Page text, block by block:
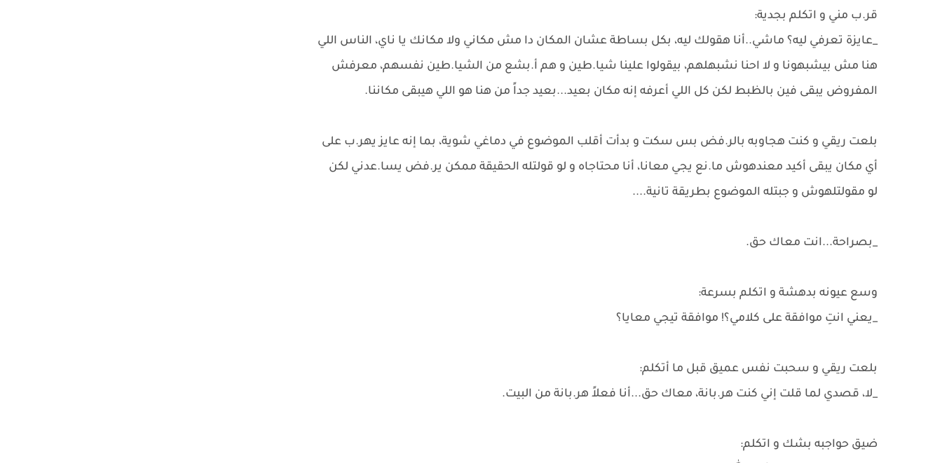
قر.ب مني و اتكلم بجدية:
_عايزة تعرفي ليه؟ ماشي..أنا هقولك ليه، بكل بساطة عشان المكان دا مش مكاني ولا مكانك يا ناي، الناس اللي
هنا مش بيشبهونا و لا احنا نشبهلهم، بيقولوا علينا شيا.طين و هم أ.بشع من الشيا.طين نفسهم، معرفش
المفروض يبقى فين بالظبط لكن كل اللي أعرفه إنه مكان بعيد...بعيد جداً من هنا هو اللي هيبقى مكاننا.
بلعت ريقي و كنت هجاوبه بالر.فض بس سكت و بدأت أقلب الموضوع في دماغي شوية، بما إنه عايز يهر.ب على
أي مكان يبقى أكيد معندهوش ما.نع يجي معانا، أنا محتاجاه و لو قولتله الحقيقة ممكن ير.فض يسا.عدني لكن
لو مقولتلهوش و جبتله الموضوع بطريقة تانية....
_بصراحة...انت معاك حق.
وسع عيونه بدهشة و اتكلم بسرعة:
_يعني انتِ موافقة على كلامي؟! موافقة تيجي معايا؟
بلعت ريقي و سحبت نفس عميق قبل ما أتكلم:
_لا، قصدي لما قلت إني كنت هر.بانة، معاك حق...أنا فعلاً هر.بانة من البيت.
ضيق حواجبه بشك و اتكلم: